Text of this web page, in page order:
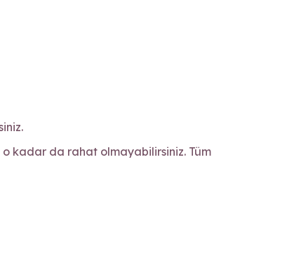
kadar da rahat olmayabilirsiniz. Tüm